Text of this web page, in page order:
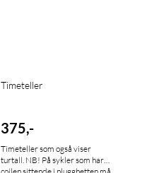
Timeteller
375,-
Timeteller som også viser
turtall. NB! På sykler som har